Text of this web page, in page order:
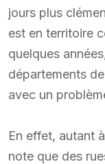
jours plus
est en territoire
quelques
départements
avec un
En effet, autant
note que des